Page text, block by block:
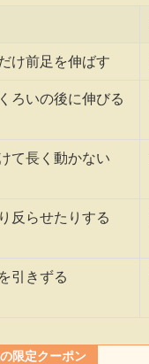
け前足を伸ばす
ろいの後に伸びる
て長く動かない
反らせたりする
引きずる
限定クーポン